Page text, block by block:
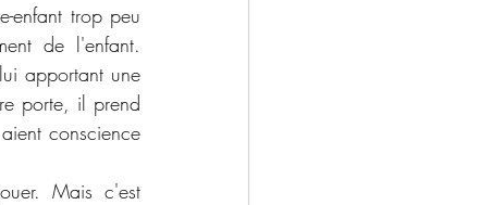
enfant trop peu
de l'enfant.
apportant une
porte, il prend
conscience
Mais c'est